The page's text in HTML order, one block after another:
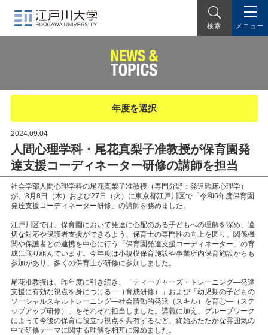
検索 メニュー
年度を選択
2024.09.04
人間心理学科・尾花真梨子准教授が保育園発
達支援コーディネーター研修の講師を担当
社会学部人間心理学科の尾花真梨子准教授（専門分野：発達臨床心理学）
が、8月8日（木）および27日（火）に東京都江戸川区で「令和6年度保育園
発達支援コーディネーター研修」の講師を務めました。
江戸川区では、保育園において発達に心配のある子どもへの理解を深め、適
切な対応や保護者支援ができるよう、保育士の専門性の向上を図り、関係機
関や保護者との連携を中心に行う「保育園発達支援コーディネーター」の育
成に取り組んでいます。今年度は小規模保育施設や事業所内保育施設からも
参加があり、多くの保育士が研修に参加しました。
尾花准教授は、昨年度に引き続き、「ティーチャーズ・トレーニング―発達
支援に有効な視点を身につける―（育成研修）」および「幼児期の子どもの
ソーシャルスキルトレーニング―社会情動的発達（スキル）を育む―（ステ
ップアップ研修）」をそれぞれ担当しました。講義に加え、グループワーク
によって今後の保育に役立つ視点を共有するなど、終始あたたかな雰囲気の
中で研修テーマに関する理解を相互に深めました。